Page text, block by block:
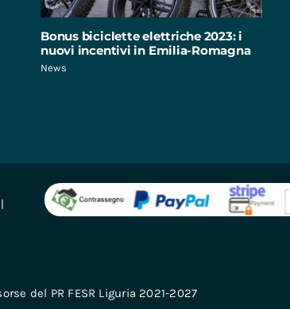
Bonus biciclette elettriche 2023: i
nuovi incentivi in Emilia-Romagna
News
|
del PR FESR Liguria 2021-2027